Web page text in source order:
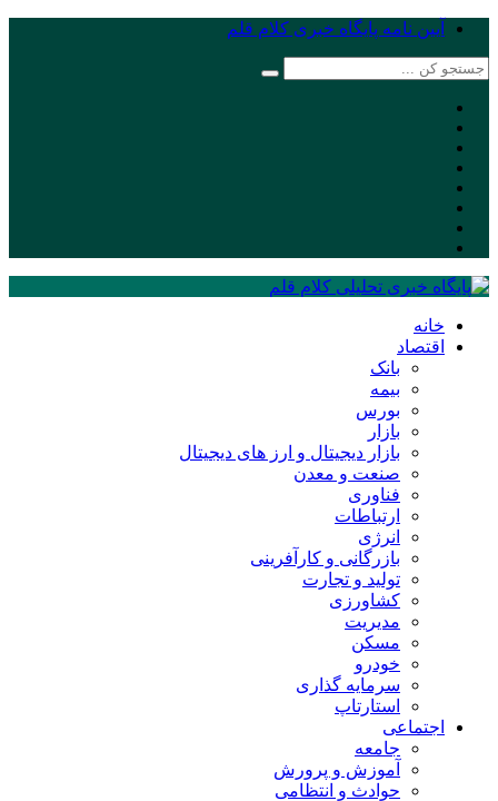
آیین نامه پایگاه خبری کلام قلم
خانه
اقتصاد
بانک
بیمه
بورس
بازار
بازار دیجیتال و ارز های دیجیتال
صنعت و معدن
فناوری
ارتباطات
انرژی
بازرگانی و کارآفرینی
تولید و تجارت
کشاورزی
مدیریت
مسکن
خودرو
سرمایه گذاری
استارتاپ
اجتماعی
جامعه
آموزش و پرورش
حوادث و انتظامی